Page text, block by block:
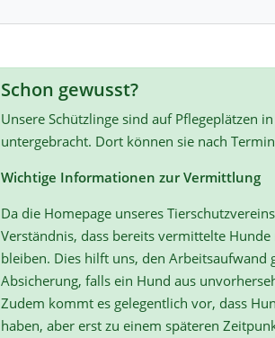
Schon gewusst?
Unsere Schützlinge sind auf Pflegeplätzen
untergebracht. Dort können sie nach
Wichtige Informationen zur Vermittlung
Da die Homepage unseres
Verständnis, dass bereits vermittelte
bleiben. Dies hilft uns, den
Absicherung, falls ein Hund aus
Zudem kommt es gelegentlich vor, dass
haben, aber erst zu einem späteren